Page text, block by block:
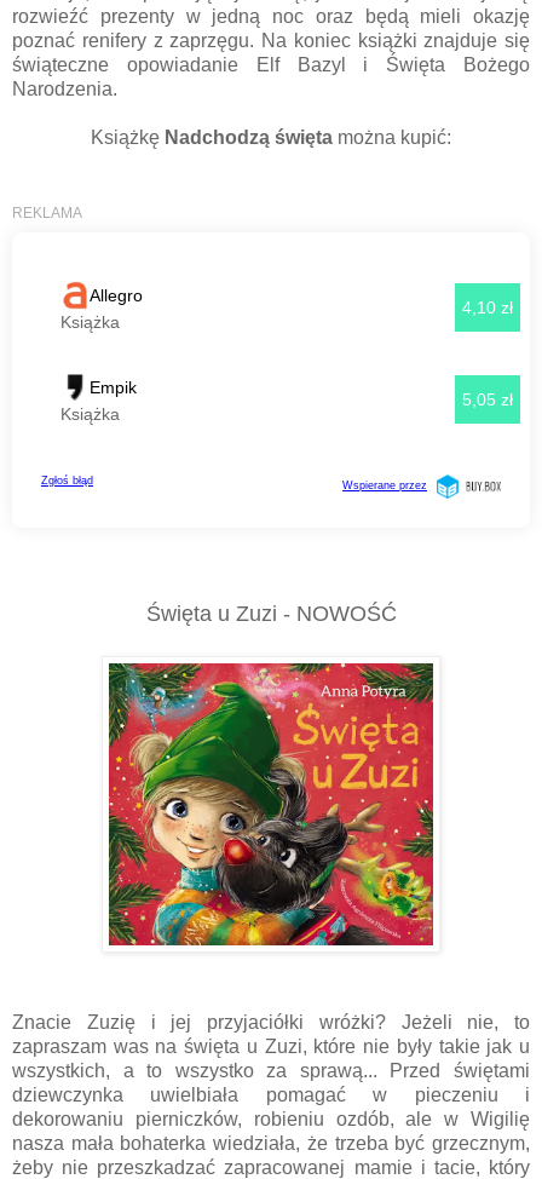
rozwieźć prezenty w jedną noc oraz będą mieli okazję
poznać renifery z zaprzęgu. Na koniec książki znajduje się
świąteczne opowiadanie Elf Bazyl i Święta Bożego
Narodzenia.
Książkę Nadchodzą święta można kupić:
Święta u Zuzi - NOWOŚĆ
Znacie Zuzię i jej przyjaciółki wróżki? Jeżeli nie, to
zapraszam was na święta u Zuzi, które nie były takie jak u
wszystkich, a to wszystko za sprawą... Przed świętami
dziewczynka uwielbiała pomagać w pieczeniu i
dekorowaniu pierniczków, robieniu ozdób, ale w Wigilię
nasza mała bohaterka wiedziała, że trzeba być grzecznym,
żeby nie przeszkadzać zapracowanej mamie i tacie, który